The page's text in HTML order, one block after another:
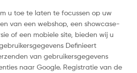
u toe te laten te focussen op uw
van een webshop, een showcase-
of een mobiele site, bieden wij u
Definieert
van gebruikersgegevens
naar Google. Registratie van de